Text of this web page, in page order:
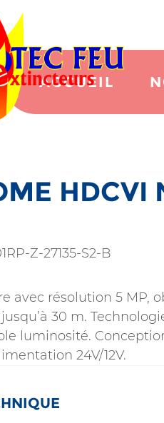
ACCUEIL
HDCVI
Z-27135-S2-B
avec résolution 5 MP,
30 m.
luminosité.
24V/12V.